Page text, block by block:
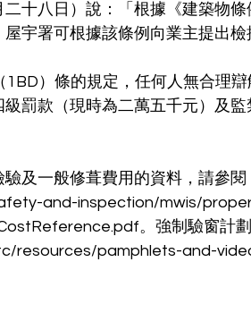
十八日）說：「根據《建築物
宇署可根據該條例向業主提出檢
）條的規定，任何人無合理
罰款（現時為二萬五千元）及
及一般修葺費用的資料，請參閱
and-inspection/mwis/
。強制驗窗計
resources/pamphlets-and-